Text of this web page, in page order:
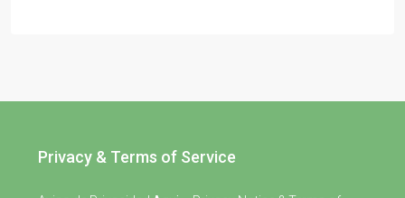
Privacy & Terms of Service